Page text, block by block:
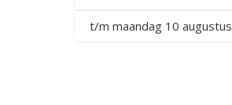
t/m maandag 10 augustus